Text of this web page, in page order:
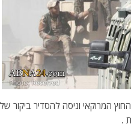
המרוקאי וניסה להסדיר ביקור